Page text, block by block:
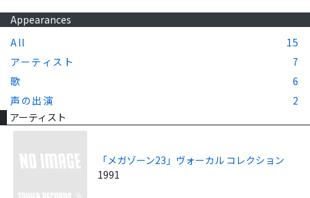
Appearances
All
15
アーティスト
7
歌
6
声の出演
2
アーティスト
「メガゾーン23」ヴォーカル コレクション
1991